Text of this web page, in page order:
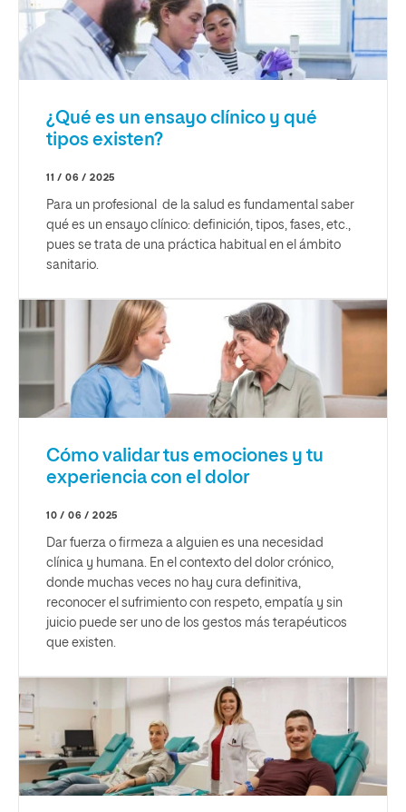
¿Qué es un ensayo clínico y qué
tipos existen?
11 / 06 / 2025
Para un profesional de la salud es fundamental saber
qué es un ensayo clínico: definición, tipos, fases, etc.,
pues se trata de una práctica habitual en el ámbito
sanitario.
Cómo validar tus emociones y tu
experiencia con el dolor
10 / 06 / 2025
Dar fuerza o firmeza a alguien es una necesidad
clínica y humana. En el contexto del dolor crónico,
donde muchas veces no hay cura definitiva,
reconocer el sufrimiento con respeto, empatía y sin
juicio puede ser uno de los gestos más terapéuticos
que existen.